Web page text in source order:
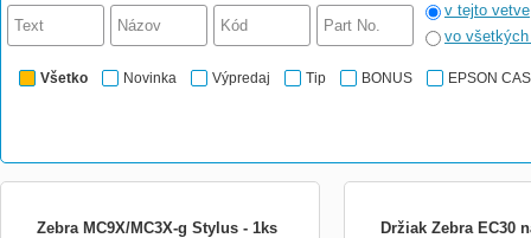
v tejto vetve
vo
Všetko Novinka Výpredaj Tip BONUS EPSON
Zebra MC9X/MC3X-g Stylus - 1ks
Držiak Zebra EC30